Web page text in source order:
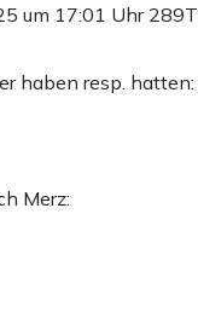
um 17:01 Uhr 289T
haben resp. hatten:
Merz: